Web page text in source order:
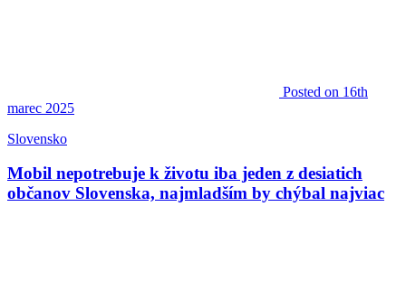
Posted on 16th
marec 2025
Slovensko
Mobil nepotrebuje k životu iba jeden z desiatich
občanov Slovenska, najmladším by chýbal najviac